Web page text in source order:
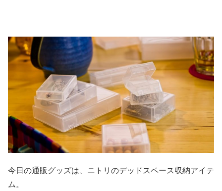
今日の通販グッズは、ニトリのデッドスペース収納アイテ
ム。